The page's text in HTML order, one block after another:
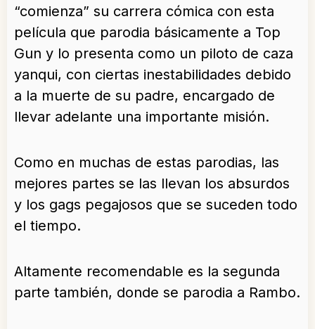
“comienza” su carrera cómica con esta
película que parodia básicamente a Top
Gun y lo presenta como un piloto de caza
yanqui, con ciertas inestabilidades debido
a la muerte de su padre, encargado de
llevar adelante una importante misión.
Como en muchas de estas parodias, las
mejores partes se las llevan los absurdos
y los gags pegajosos que se suceden todo
el tiempo.
Altamente recomendable es la segunda
parte también, donde se parodia a Rambo.